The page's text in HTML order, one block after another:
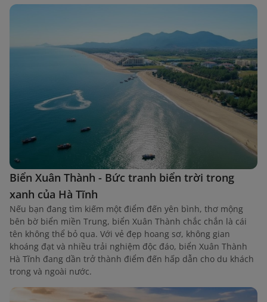
Biển Xuân Thành - Bức tranh biển trời trong
xanh của Hà Tĩnh
Nếu bạn đang tìm kiếm một điểm đến yên bình, thơ mộng
bên bờ biển miền Trung, biển Xuân Thành chắc chắn là cái
tên không thể bỏ qua. Với vẻ đẹp hoang sơ, không gian
khoáng đạt và nhiều trải nghiệm độc đáo, biển Xuân Thành
Hà Tĩnh đang dần trở thành điểm đến hấp dẫn cho du khách
trong và ngoài nước.